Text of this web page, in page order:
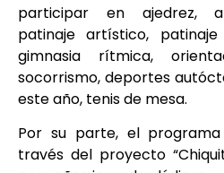
participar en ajedrez,
patinaje artístico,
gimnasia rítmica,
socorrismo, deportes
este año, tenis de mesa.
Por su parte, el
través del proyecto